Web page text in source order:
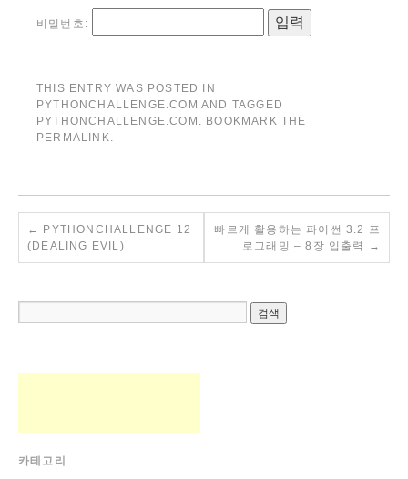
비밀번호:
THIS ENTRY WAS POSTED IN
PYTHONCHALLENGE.COM AND TAGGED
PYTHONCHALLENGE.COM . BOOKMARK THE
PERMALINK.
←
PYTHONCHALLENGE 12
(DEALING EVIL)
빠르게 활용하는 파이썬 3.2 프
로그래밍 – 8장 입출력
→
카테고리